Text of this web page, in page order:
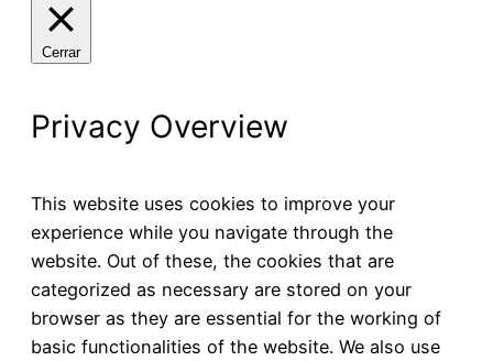
Cerrar
Privacy Overview
This website uses cookies to improve your
experience while you navigate through the
website. Out of these, the cookies that are
categorized as necessary are stored on your
browser as they are essential for the working of
basic functionalities of the website. We also use